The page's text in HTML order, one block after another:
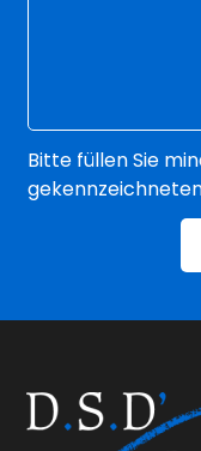
Bitte füllen Sie